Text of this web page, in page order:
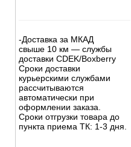
-Доставка за МКАД
свыше 10 км — службы
доставки CDEK/Boxberry
Сроки доставки
курьерскими службами
рассчитываются
автоматически при
оформлении заказа.
Сроки отгрузки товара до
пункта приема ТК: 1-3 дня.